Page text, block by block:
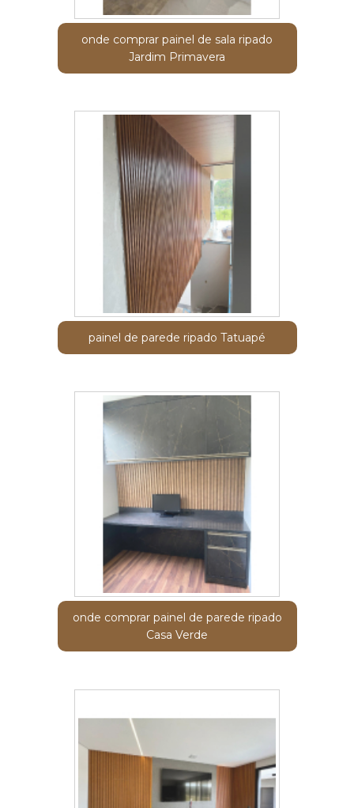
onde comprar painel de sala ripado
Jardim Primavera
painel de parede ripado Tatuapé
onde comprar painel de parede ripado
Casa Verde